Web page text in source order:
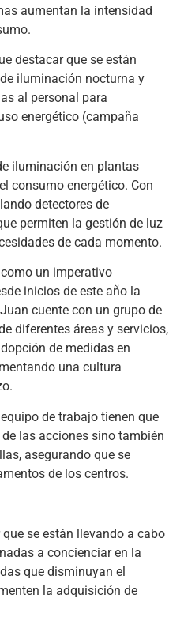
aumentan la intensidad
destacar que se están
iluminación nocturna y
al personal para
energético (campaña
iluminación en plantas
consumo energético. Con
detectores de
permiten la gestión de luz
de cada momento.
un imperativo
inicios de este año la
cuente con un grupo de
diferentes áreas y servicios,
de medidas en
una cultura
de trabajo tienen que
las acciones sino también
asegurando que se
de los centros.
se están llevando a cabo
a concienciar en la
que disminuyan el
la adquisición de